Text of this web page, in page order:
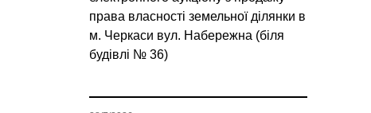
права власності земельної ділянки в
м. Черкаси вул. Набережна (біля
будівлі № 36)